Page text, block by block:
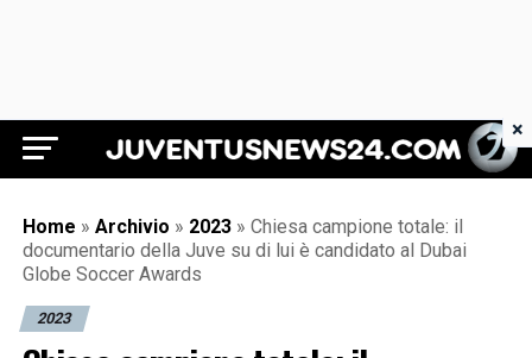
Juventus News 24
Home » Archivio » 2023 » Chiesa campione totale: il
documentario della Juve su di lui è candidato al Dubai
Globe Soccer Awards
2023
×